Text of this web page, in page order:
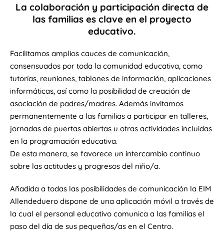
La colaboración y participación directa de
las familias es clave en el proyecto
educativo.
Facilitamos amplios cauces de comunicación,
consensuados por toda la comunidad educativa, como
tutorías, reuniones, tablones de información, aplicaciones
informáticas, así como la posibilidad de creación de
asociación de padres/madres. Además invitamos
permanentemente a las familias a participar en talleres,
jornadas de puertas abiertas u otras actividades incluidas
en la programación educativa.
De esta manera, se favorece un intercambio continuo
sobre las actitudes y progresos del niño/a.
Añadida a todas las posibilidades de comunicación la EIM
Allendeduero dispone de una aplicación móvil a través de
la cual el personal educativo comunica a las familias el
paso del día de sus pequeños/as en el Centro.